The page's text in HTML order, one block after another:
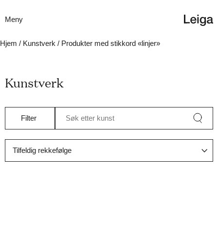
Meny
Hjem / Kunstverk / Produkter med stikkord «linjer»
Kunstverk
Filter Søk etter kunst